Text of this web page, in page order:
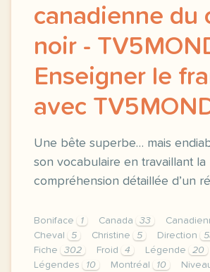
canadienne du
noir -
Enseigner le
avec
Une bête superbe… mais
son vocabulaire en travaillant la
compréhension détaillée d’un
Boniface 1 Canada 33
Cheval
5 Christine 5 Direction
Fiche
302 Froid 4 Légende
20
Légendes
10 Montréal 10